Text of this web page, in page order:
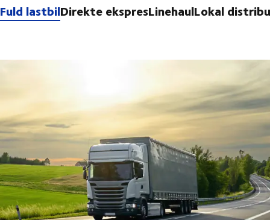
Fuld lastbilDirekte ekspresLinehaulLokal